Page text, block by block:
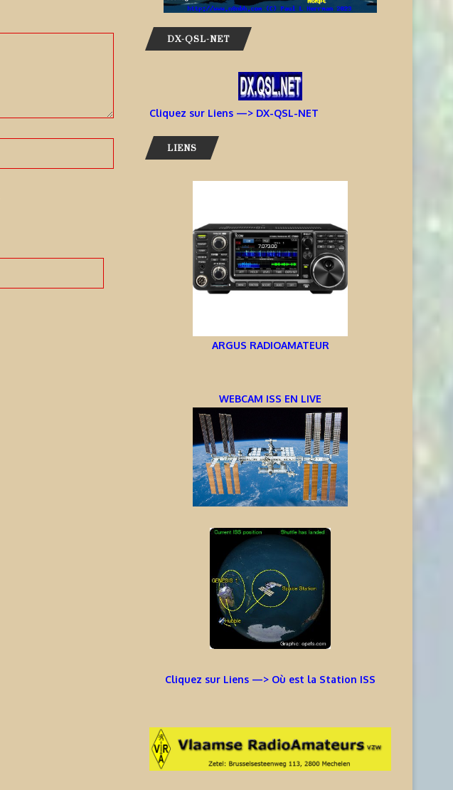
DX-QSL-NET
Cliquez sur Liens —> DX-QSL-NET
LIENS
ARGUS RADIOAMATEUR
WEBCAM ISS EN LIVE
Cliquez sur Liens —> Où est la Station ISS